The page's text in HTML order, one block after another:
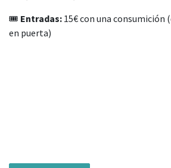
🎟️ Entradas: 15€ con una consumición
en puerta)